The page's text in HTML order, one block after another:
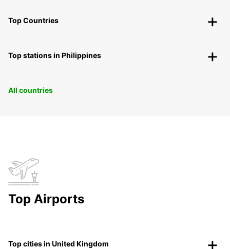
Top Countries
Top stations in Philippines
All countries
Top Airports
Top cities in United Kingdom